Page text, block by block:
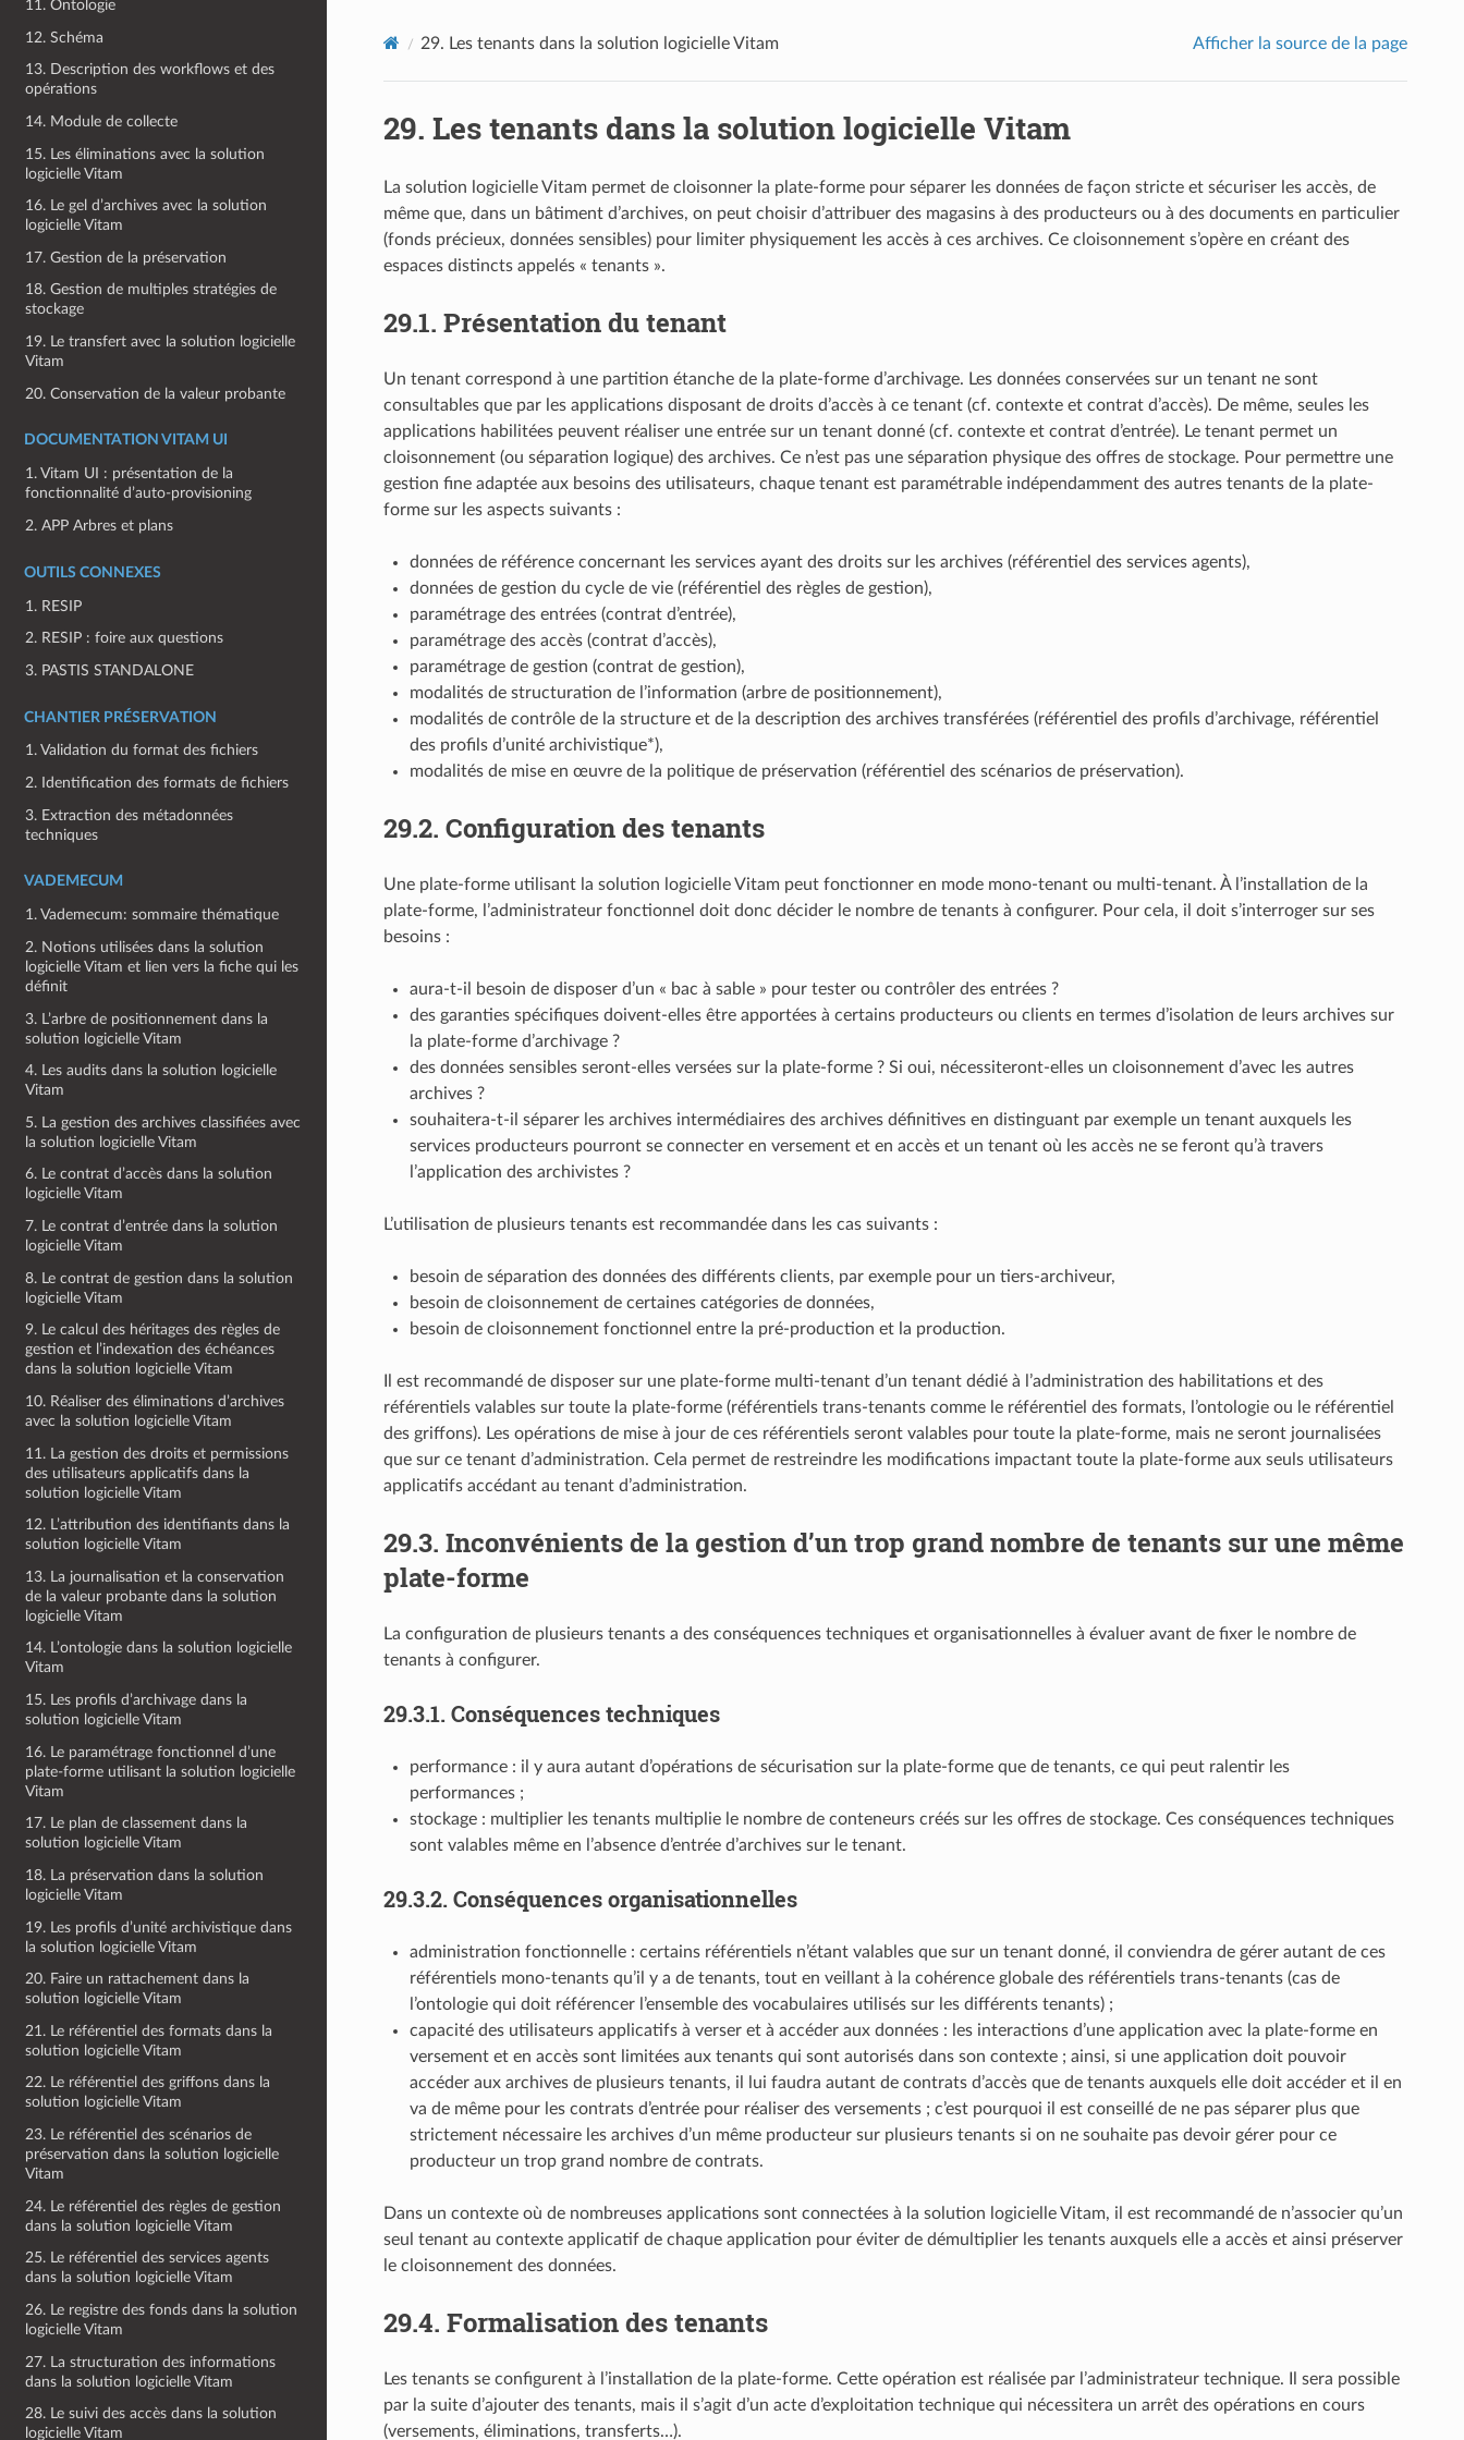
11. Ontologie
12. Schéma
13. Description des workflows et des
opérations
14. Module de collecte
15. Les éliminations avec la solution
logicielle Vitam
16. Le gel d’archives avec la solution
logicielle Vitam
17. Gestion de la préservation
18. Gestion de multiples stratégies de
stockage
19. Le transfert avec la solution logicielle
Vitam
20. Conservation de la valeur probante
DOCUMENTATION VITAM UI
1. Vitam UI : présentation de la
fonctionnalité d’auto-provisioning
2. APP Arbres et plans
OUTILS CONNEXES
1. RESIP
2. RESIP : foire aux questions
3. PASTIS STANDALONE
CHANTIER PRÉSERVATION
1. Validation du format des fichiers
2. Identification des formats de fichiers
3. Extraction des métadonnées
techniques
VADEMECUM
1. Vademecum: sommaire thématique
2. Notions utilisées dans la solution
logicielle Vitam et lien vers la fiche qui les
définit
3. L’arbre de positionnement dans la
solution logicielle Vitam
4. Les audits dans la solution logicielle
Vitam
5. La gestion des archives classifiées avec
la solution logicielle Vitam
6. Le contrat d’accès dans la solution
logicielle Vitam
7. Le contrat d’entrée dans la solution
logicielle Vitam
8. Le contrat de gestion dans la solution
logicielle Vitam
9. Le calcul des héritages des règles de
gestion et l’indexation des échéances
dans la solution logicielle Vitam
10. Réaliser des éliminations d’archives
avec la solution logicielle Vitam
11. La gestion des droits et permissions
des utilisateurs applicatifs dans la
solution logicielle Vitam
12. L’attribution des identifiants dans la
solution logicielle Vitam
13. La journalisation et la conservation
de la valeur probante dans la solution
logicielle Vitam
14. L’ontologie dans la solution logicielle
Vitam
15. Les profils d’archivage dans la
solution logicielle Vitam
16. Le paramétrage fonctionnel d’une
plate-forme utilisant la solution logicielle
Vitam
17. Le plan de classement dans la
solution logicielle Vitam
18. La préservation dans la solution
logicielle Vitam
19. Les profils d’unité archivistique dans
la solution logicielle Vitam
20. Faire un rattachement dans la
solution logicielle Vitam
21. Le référentiel des formats dans la
solution logicielle Vitam
22. Le référentiel des griffons dans la
solution logicielle Vitam
23. Le référentiel des scénarios de
préservation dans la solution logicielle
Vitam
24. Le référentiel des règles de gestion
dans la solution logicielle Vitam
25. Le référentiel des services agents
dans la solution logicielle Vitam
26. Le registre des fonds dans la solution
logicielle Vitam
27. La structuration des informations
dans la solution logicielle Vitam
28. Le suivi des accès dans la solution
logicielle Vitam
29. Les tenants dans la solution logicielle Vitam Afficher la source de la page
29. Les tenants dans la solution logicielle Vitam
La solution logicielle Vitam permet de cloisonner la plate-forme pour séparer les données de façon stricte et sécuriser les accès, de
même que, dans un bâtiment d’archives, on peut choisir d’attribuer des magasins à des producteurs ou à des documents en particulier
(fonds précieux, données sensibles) pour limiter physiquement les accès à ces archives. Ce cloisonnement s’opère en créant des
espaces distincts appelés « tenants ».
29.1. Présentation du tenant
Un tenant correspond à une partition étanche de la plate-forme d’archivage. Les données conservées sur un tenant ne sont
consultables que par les applications disposant de droits d’accès à ce tenant (cf. contexte et contrat d’accès). De même, seules les
applications habilitées peuvent réaliser une entrée sur un tenant donné (cf. contexte et contrat d’entrée). Le tenant permet un
cloisonnement (ou séparation logique) des archives. Ce n’est pas une séparation physique des offres de stockage. Pour permettre une
gestion fine adaptée aux besoins des utilisateurs, chaque tenant est paramétrable indépendamment des autres tenants de la plate-
forme sur les aspects suivants :
données de référence concernant les services ayant des droits sur les archives (référentiel des services agents),
données de gestion du cycle de vie (référentiel des règles de gestion),
paramétrage des entrées (contrat d’entrée),
paramétrage des accès (contrat d’accès),
paramétrage de gestion (contrat de gestion),
modalités de structuration de l’information (arbre de positionnement),
modalités de contrôle de la structure et de la description des archives transférées (référentiel des profils d’archivage, référentiel
des profils d’unité archivistique*),
modalités de mise en œuvre de la politique de préservation (référentiel des scénarios de préservation).
29.2. Configuration des tenants
Une plate-forme utilisant la solution logicielle Vitam peut fonctionner en mode mono-tenant ou multi-tenant. À l’installation de la
plate-forme, l’administrateur fonctionnel doit donc décider le nombre de tenants à configurer. Pour cela, il doit s’interroger sur ses
besoins :
aura-t-il besoin de disposer d’un « bac à sable » pour tester ou contrôler des entrées ?
des garanties spécifiques doivent-elles être apportées à certains producteurs ou clients en termes d’isolation de leurs archives sur
la plate-forme d’archivage ?
des données sensibles seront-elles versées sur la plate-forme ? Si oui, nécessiteront-elles un cloisonnement d’avec les autres
archives ?
souhaitera-t-il séparer les archives intermédiaires des archives définitives en distinguant par exemple un tenant auxquels les
services producteurs pourront se connecter en versement et en accès et un tenant où les accès ne se feront qu’à travers
l’application des archivistes ?
L’utilisation de plusieurs tenants est recommandée dans les cas suivants :
besoin de séparation des données des différents clients, par exemple pour un tiers-archiveur,
besoin de cloisonnement de certaines catégories de données,
besoin de cloisonnement fonctionnel entre la pré-production et la production.
Il est recommandé de disposer sur une plate-forme multi-tenant d’un tenant dédié à l’administration des habilitations et des
référentiels valables sur toute la plate-forme (référentiels trans-tenants comme le référentiel des formats, l’ontologie ou le référentiel
des griffons). Les opérations de mise à jour de ces référentiels seront valables pour toute la plate-forme, mais ne seront journalisées
que sur ce tenant d’administration. Cela permet de restreindre les modifications impactant toute la plate-forme aux seuls utilisateurs
applicatifs accédant au tenant d’administration.
29.3. Inconvénients de la gestion d’un trop grand nombre de tenants sur une même
plate-forme
La configuration de plusieurs tenants a des conséquences techniques et organisationnelles à évaluer avant de fixer le nombre de
tenants à configurer.
29.3.1. Conséquences techniques
performance : il y aura autant d’opérations de sécurisation sur la plate-forme que de tenants, ce qui peut ralentir les
performances ;
stockage : multiplier les tenants multiplie le nombre de conteneurs créés sur les offres de stockage. Ces conséquences techniques
sont valables même en l’absence d’entrée d’archives sur le tenant.
29.3.2. Conséquences organisationnelles
administration fonctionnelle : certains référentiels n’étant valables que sur un tenant donné, il conviendra de gérer autant de ces
référentiels mono-tenants qu’il y a de tenants, tout en veillant à la cohérence globale des référentiels trans-tenants (cas de
l’ontologie qui doit référencer l’ensemble des vocabulaires utilisés sur les différents tenants) ;
capacité des utilisateurs applicatifs à verser et à accéder aux données : les interactions d’une application avec la plate-forme en
versement et en accès sont limitées aux tenants qui sont autorisés dans son contexte ; ainsi, si une application doit pouvoir
accéder aux archives de plusieurs tenants, il lui faudra autant de contrats d’accès que de tenants auxquels elle doit accéder et il en
va de même pour les contrats d’entrée pour réaliser des versements ; c’est pourquoi il est conseillé de ne pas séparer plus que
strictement nécessaire les archives d’un même producteur sur plusieurs tenants si on ne souhaite pas devoir gérer pour ce
producteur un trop grand nombre de contrats.
Dans un contexte où de nombreuses applications sont connectées à la solution logicielle Vitam, il est recommandé de n’associer qu’un
seul tenant au contexte applicatif de chaque application pour éviter de démultiplier les tenants auxquels elle a accès et ainsi préserver
le cloisonnement des données.
29.4. Formalisation des tenants
Les tenants se configurent à l’installation de la plate-forme. Cette opération est réalisée par l’administrateur technique. Il sera possible
par la suite d’ajouter des tenants, mais il s’agit d’un acte d’exploitation technique qui nécessitera un arrêt des opérations en cours
(versements, éliminations, transferts…).